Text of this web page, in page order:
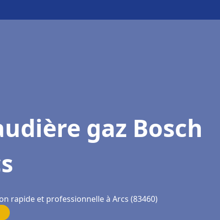
gaz Bosch
rapide et professionnelle à Arcs (83460)